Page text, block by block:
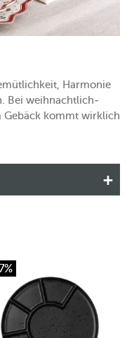
Harmonie
Bei weihnachtlich-
Gebäck kommt wirklich
entzückendem
Genießen Sie die
mit Ihrer Familie